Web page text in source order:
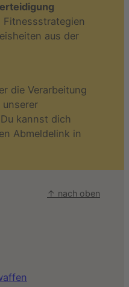
aus der
die Verarbeitung
kannst dich
Abmeldelink in
↑ nach oben